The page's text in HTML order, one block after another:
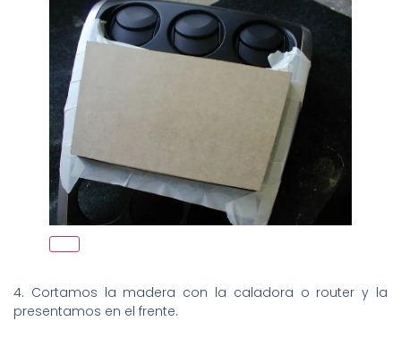
4. Cortamos la madera con la caladora o router y la
presentamos en el frente.